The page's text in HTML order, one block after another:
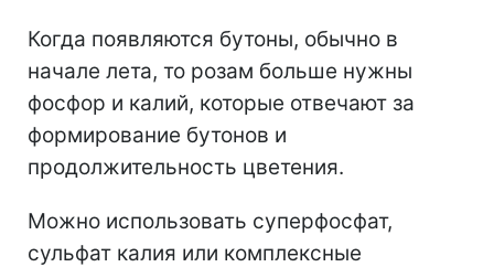
Когда появляются бутоны, обычно в
начале лета, то розам больше нужны
фосфор и калий, которые отвечают за
формирование бутонов и
продолжительность цветения.
Можно использовать суперфосфат,
сульфат калия или комплексные